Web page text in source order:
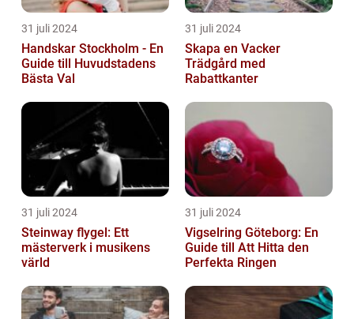
31 juli 2024
Handskar Stockholm - En
Guide till Huvudstadens
Bästa Val
31 juli 2024
Skapa en Vacker
Trädgård med
Rabattkanter
31 juli 2024
Steinway flygel: Ett
mästerverk i musikens
värld
31 juli 2024
Vigselring Göteborg: En
Guide till Att Hitta den
Perfekta Ringen